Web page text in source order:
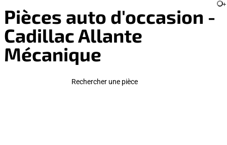
Pièces auto d'occasion -
Cadillac Allante
Mécanique
+
Rechercher une pièce